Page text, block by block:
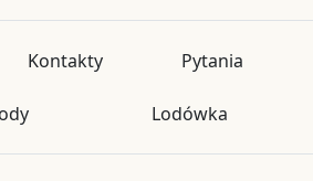
Kontakty Pytania
Lodówka